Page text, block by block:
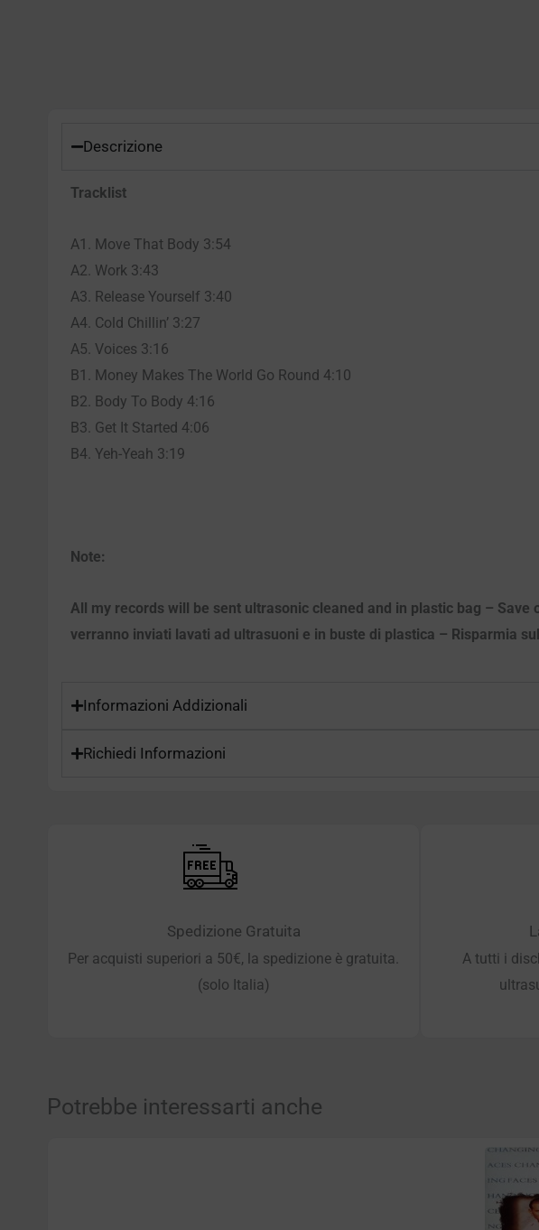
Descrizione
Tracklist
A1. Move That Body 3:54
A2. Work 3:43
A3. Release Yourself 3:40
A4. Cold Chillin’ 3:27
A5. Voices 3:16
B1. Money Makes The World Go Round 4:10
B2. Body To Body 4:16
B3. Get It Started 4:06
B4. Yeh-Yeah 3:19
Note:
All my records will be sent ultrasonic cleaned and in plastic bag –
verranno inviati lavati ad ultrasuoni e in buste di plastica – Risparmia
Informazioni Addizionali
Richiedi Informazioni
Spedizione Gratuita
Per acquisti superiori a 50€, la spedizione è gratuita.
(solo Italia)
A tutti i
Potrebbe interessarti anche